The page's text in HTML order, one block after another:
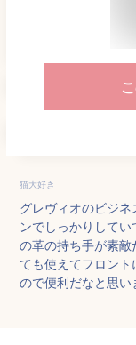
猫大好き
グレヴィオのビジ
ンでしっかりして
の革の持ち手が素
ても使えてフロン
ので便利だなと思い